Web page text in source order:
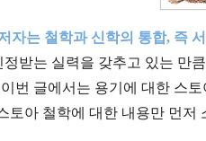
자는 철학과 신학의 통합, 즉
받는 실력을 갖추고 있는 만
번 글에서는 용기에 대한 스
토아 철학에 대한 내용만 먼저